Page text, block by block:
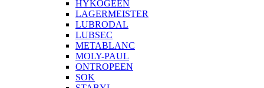
HYKOGEEN
LAGERMEISTER
LUBRODAL
LUBSEC
METABLANC
MOLY-PAUL
ONTROPEEN
SOK